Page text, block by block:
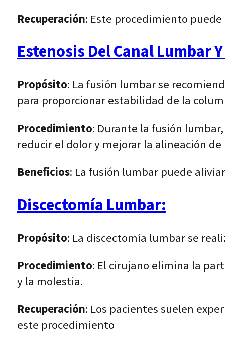
Recuperación: Este procedimiento
Estenosis Del Canal Lumbar
Propósito: La fusión lumbar se
para proporcionar estabilidad de la
Procedimiento: Durante la fusión
reducir el dolor y mejorar la alineación
Beneficios: La fusión lumbar puede
Discectomía Lumbar:
Propósito: La discectomía lumbar se
Procedimiento: El cirujano elimina la
y la molestia.
Recuperación: Los pacientes suelen
este procedimiento